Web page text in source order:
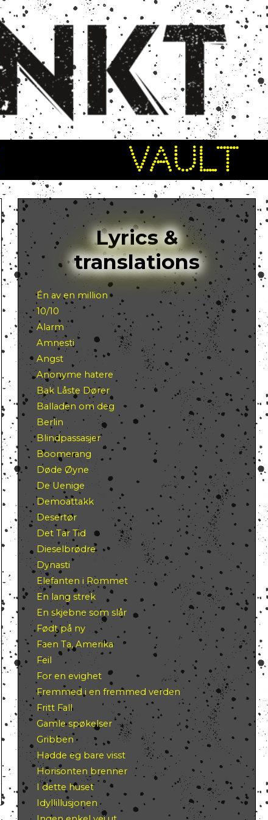
VAULT
Lyrics &
translations
Én av en million
10/10
Alarm
Amnesti
Angst
Anonyme hatere
Bak Låste Dører
Balladen om deg
Berlin
Blindpassasjer
Boomerang
Døde Øyne
De Uenige
Demoattakk
Desertør
Det Tar Tid
Dieselbrødre
Dynasti
Elefanten i Rommet
En lang strek
En skjebne som slår
Født på ny
Faen Ta, Amerika
Feil
For en evighet
Fremmed i en fremmed verden
Fritt Fall
Gamle spøkelser
Gribben
Hadde eg bare visst
Horisonten brenner
I dette huset
Idyllillusjonen